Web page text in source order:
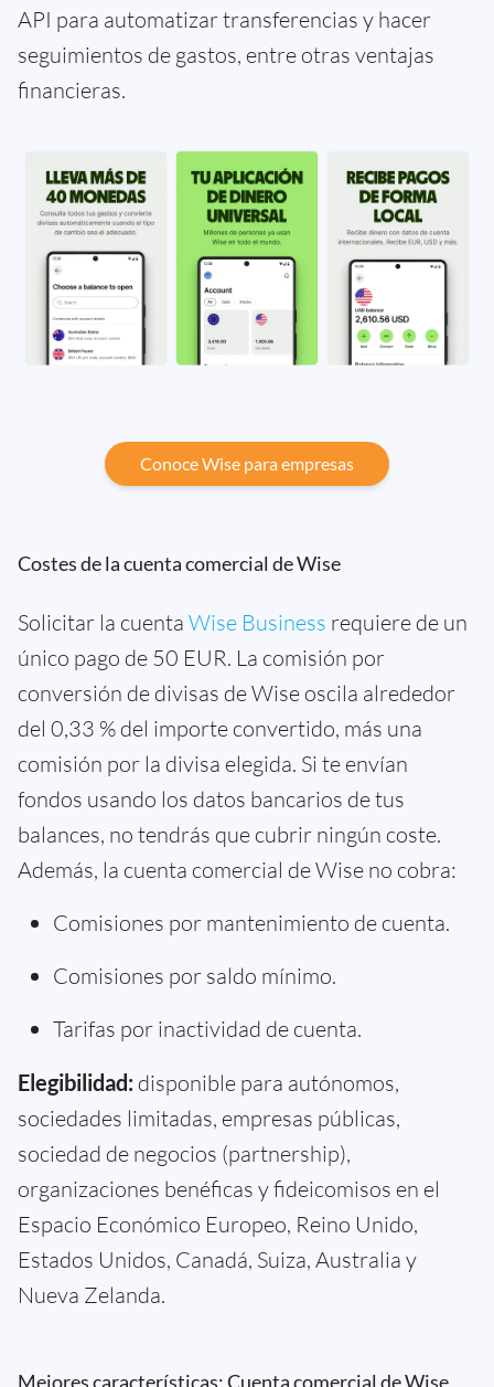
API para automatizar transferencias y hacer
seguimientos de gastos, entre otras ventajas
financieras.
Conoce Wise para empresas
Costes de la cuenta comercial de Wise
Solicitar la cuenta Wise Business requiere de un
único pago de 50 EUR. La comisión por
conversión de divisas de Wise oscila alrededor
del 0,33 % del importe convertido, más una
comisión por la divisa elegida. Si te envían
fondos usando los datos bancarios de tus
balances, no tendrás que cubrir ningún coste.
Además, la cuenta comercial de Wise no cobra:
Comisiones por mantenimiento de cuenta.
Comisiones por saldo mínimo.
Tarifas por inactividad de cuenta.
Elegibilidad: disponible para autónomos,
sociedades limitadas, empresas públicas,
sociedad de negocios (partnership),
organizaciones benéficas y fideicomisos en el
Espacio Económico Europeo, Reino Unido,
Estados Unidos, Canadá, Suiza, Australia y
Nueva Zelanda.
Mejores características: Cuenta comercial de Wise